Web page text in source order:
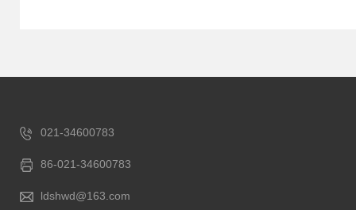
021-34600783
86-021-34600783
ldshwd@163.com